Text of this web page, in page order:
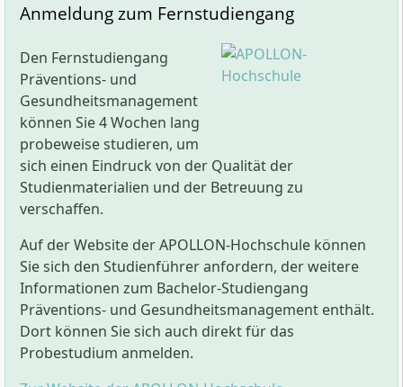
Berufsausbildung oder vergleichbare
berufliche Aufstiegsfortbildung
Hochschulabschluss oder eine gleichwertige
ausländische Hochschulzugangsberechtigung
(Anerkennungsprüfung notwendig)
Zugang nach Einstufungsprüfung:
Abgeschlossene, mindestens 2-jährige
Berufsausbildung in einem fachlich passenden
Bereich oder entsprechende einschlägige
Teilnahme an einer Einstufungsprüfung
erforderlich.
Eine Zulassung ist auch möglich, wenn du bislang
keinen Hochschulabschluss hast, aber ausreichende
Berufserfahrung und eine einschlägige
Betriebliche Gesundheitsförderung:
und Durchführung von Maßnahmen am
Arbeitsplatz, Entwicklung von Strategien für
verschiedene Berufsgruppen
Gesundheitsökonomie und Management:
Bewertung und Management von
Gesundheitsprojekten, Einführung in die
Betriebswirtschaft, Projektmanagement,
Qualitätssicherung, Evaluation von Maßnahmen
Recht & Politik im Gesundheitswesen:
Rahmenbedingungen, nationale und
internationale Gesundheitssysteme,
gesundheitspolitische Fragen
Medizinische & soziologische Grundlagen:
Prävention chronischer Krankheiten und
Infektionen, gesundheitliche Ungleichheiten,
Anmeldung zum Fernstudiengang
Den Fernstudiengang
Präventions- und
Gesundheitsmanagement
können Sie 4 Wochen lang
probeweise studieren, um
sich einen Eindruck von der Qualität der
Studienmaterialien und der Betreuung zu
verschaffen.
Auf der Website der APOLLON-Hochschule können
Sie sich den Studienführer anfordern, der weitere
Informationen zum Bachelor-Studiengang
Präventions- und Gesundheitsmanagement enthält.
Dort können Sie sich auch direkt für das
Probestudium anmelden.